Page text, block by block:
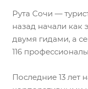
Рута Сочи —
назад начали как
двумя гидами, а
116
Последние 13 лет